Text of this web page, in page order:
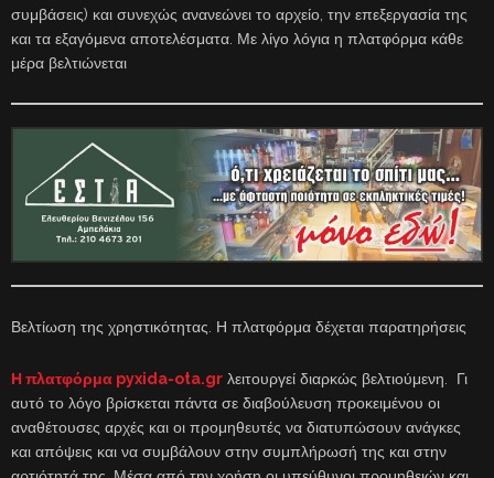
συμβάσεις) και συνεχώς ανανεώνει το αρχείο, την επεξεργασία της
και τα εξαγόμενα αποτελέσματα. Με λίγο λόγια η πλατφόρμα κάθε
μέρα βελτιώνεται
Βελτίωση της χρηστικότητας. Η πλατφόρμα δέχεται παρατηρήσεις
Η πλατφόρμα pyxida-ota.gr λειτουργεί διαρκώς βελτιούμενη. Γι
αυτό το λόγο βρίσκεται πάντα σε διαβούλευση προκειμένου οι
αναθέτουσες αρχές και οι προμηθευτές να διατυπώσουν ανάγκες
και απόψεις και να συμβάλουν στην συμπλήρωσή της και στην